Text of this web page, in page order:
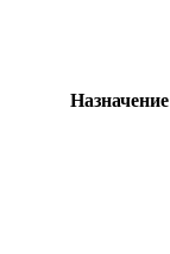
Назначение